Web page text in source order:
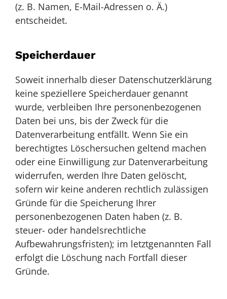
(z. B. Namen, E-Mail-Adressen o. Ä.)
entscheidet.
Speicherdauer
Soweit innerhalb dieser Datenschutzerklärung
keine speziellere Speicherdauer genannt
wurde, verbleiben Ihre personenbezogenen
Daten bei uns, bis der Zweck für die
Datenverarbeitung entfällt. Wenn Sie ein
berechtigtes Löschersuchen geltend machen
oder eine Einwilligung zur Datenverarbeitung
widerrufen, werden Ihre Daten gelöscht,
sofern wir keine anderen rechtlich zulässigen
Gründe für die Speicherung Ihrer
personenbezogenen Daten haben (z. B.
steuer- oder handelsrechtliche
Aufbewahrungsfristen); im letztgenannten Fall
erfolgt die Löschung nach Fortfall dieser
Gründe.